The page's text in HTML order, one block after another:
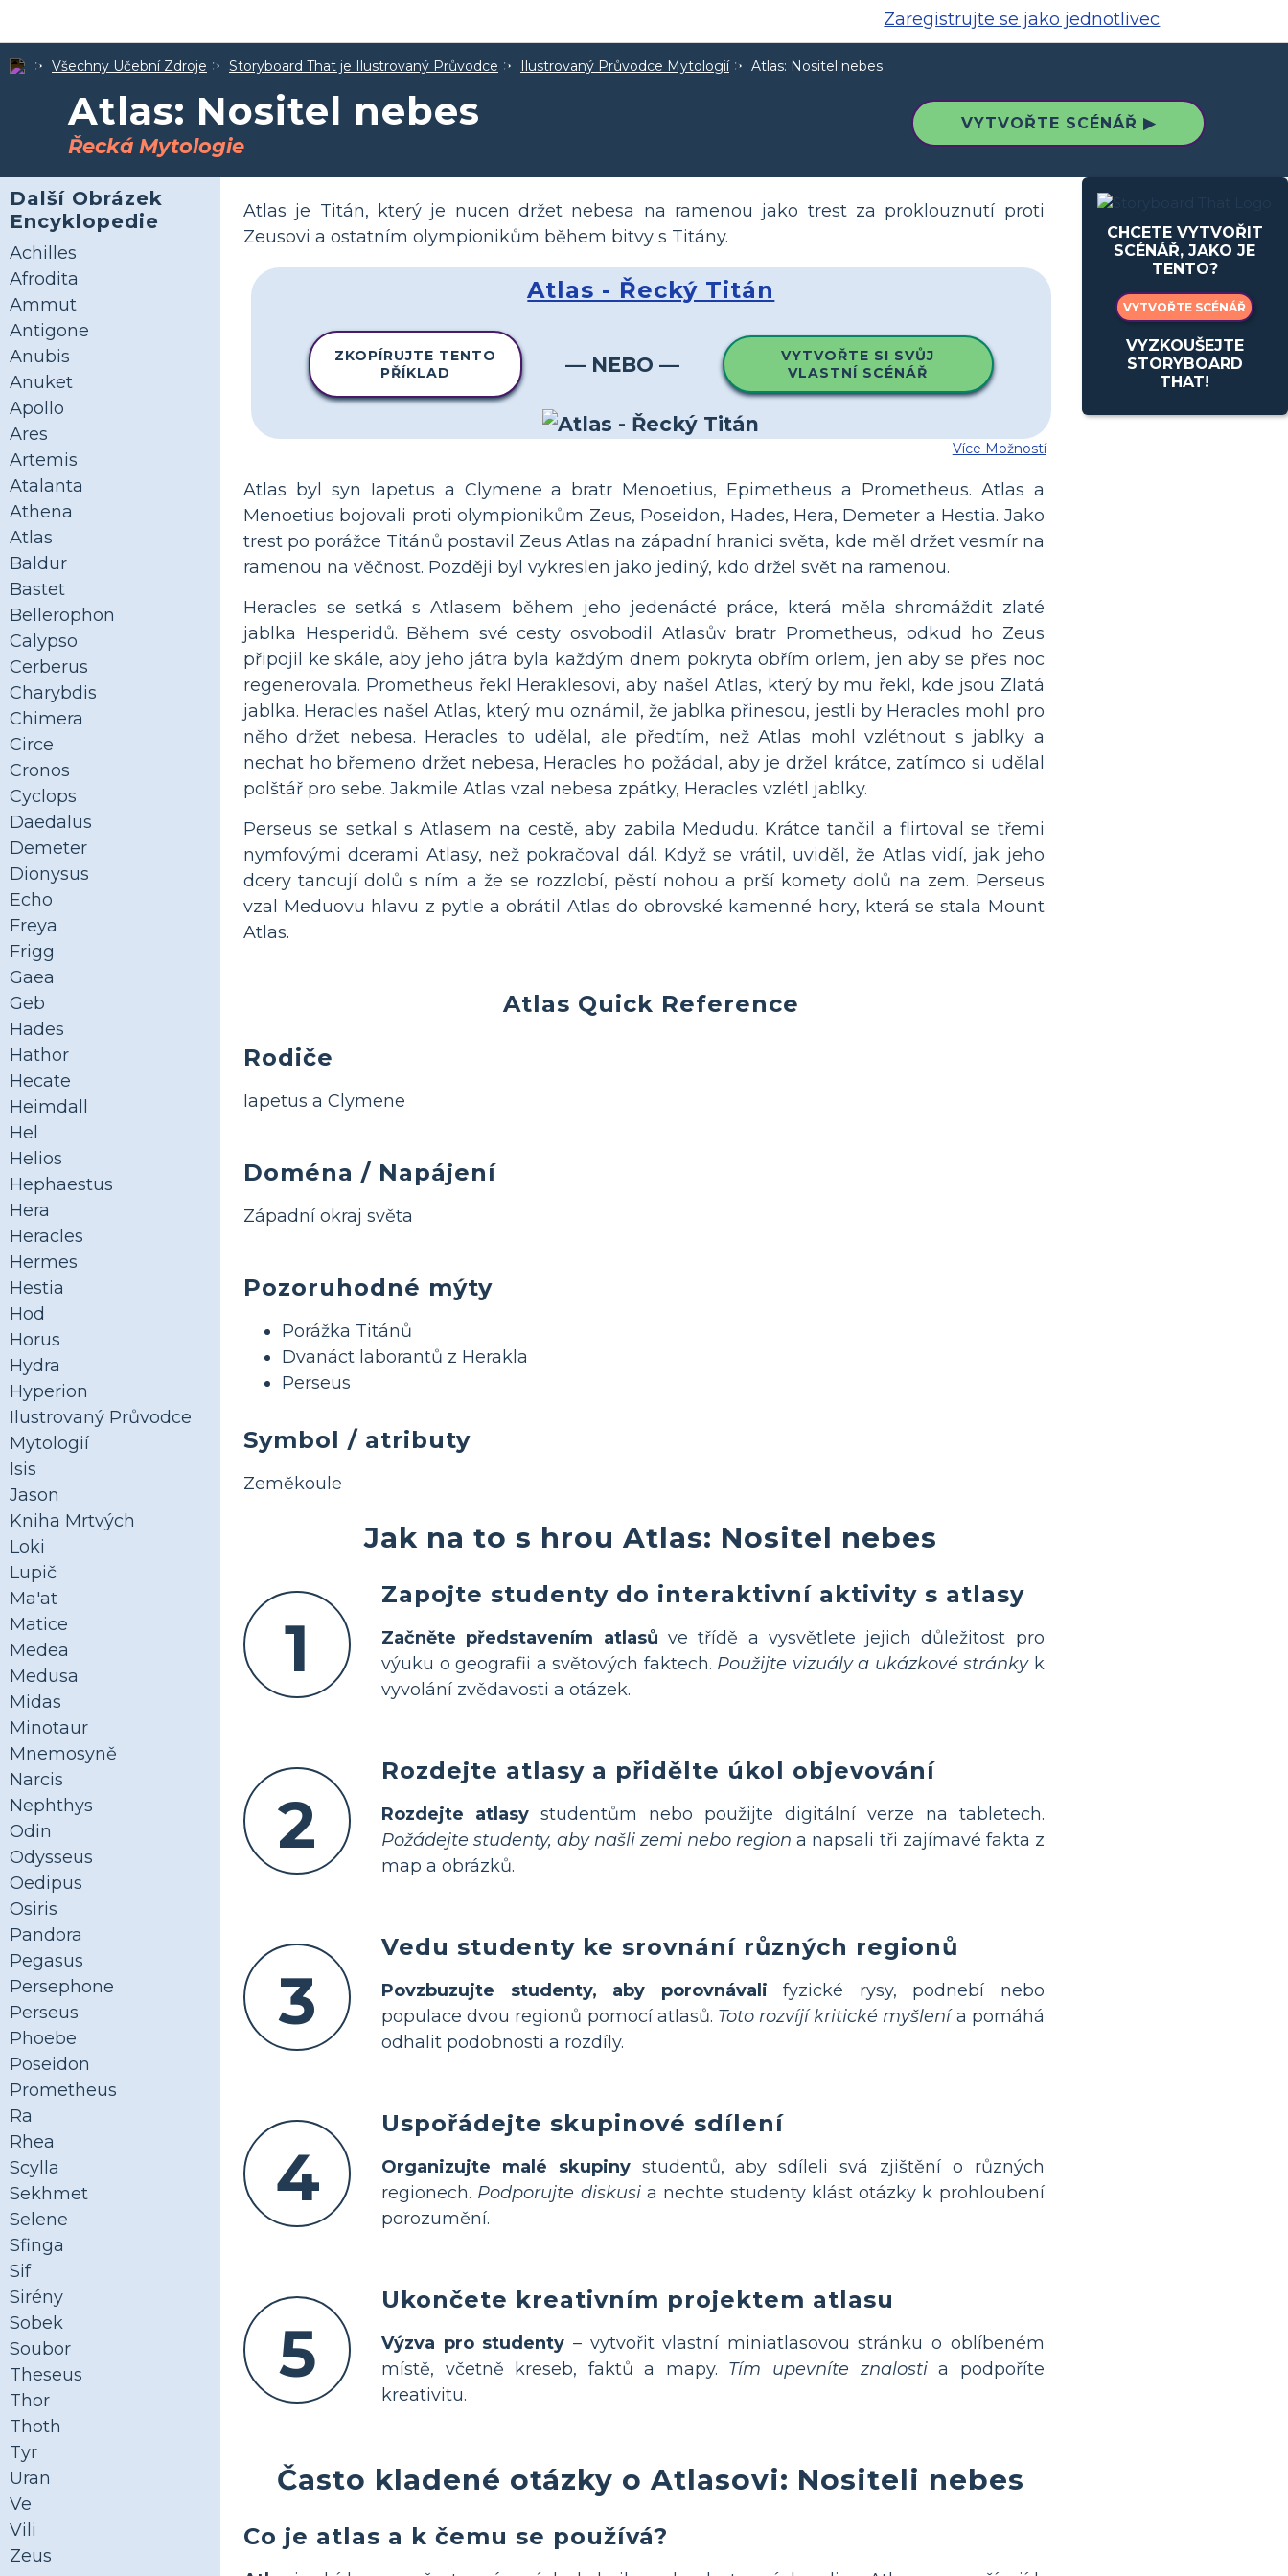
Zaregistrujte se jako jednotlivec
Všechny Učební Zdroje Storyboard That je Ilustrovaný Průvodce Ilustrovaný Průvodce Mytologií Atlas: Nositel nebes
Atlas: Nositel nebes
Řecká Mytologie
VYTVOŘTE SCÉNÁŘ ▶
Další Obrázek
Encyklopedie
Achilles
Afrodita
Ammut
Antigone
Anubis
Anuket
Apollo
Ares
Artemis
Atalanta
Athena
Atlas
Baldur
Bastet
Bellerophon
Calypso
Cerberus
Charybdis
Chimera
Circe
Cronos
Cyclops
Daedalus
Demeter
Dionysus
Echo
Freya
Frigg
Gaea
Geb
Hades
Hathor
Hecate
Heimdall
Hel
Helios
Hephaestus
Hera
Heracles
Hermes
Hestia
Hod
Horus
Hydra
Hyperion
Ilustrovaný Průvodce
Mytologií
Isis
Jason
Kniha Mrtvých
Loki
Lupič
Ma'at
Matice
Medea
Medusa
Midas
Minotaur
Mnemosyně
Narcis
Nephthys
Odin
Odysseus
Oedipus
Osiris
Pandora
Pegasus
Persephone
Perseus
Phoebe
Poseidon
Prometheus
Ra
Rhea
Scylla
Sekhmet
Selene
Sfinga
Sif
Sirény
Sobek
Soubor
Theseus
Thor
Thoth
Tyr
Uran
Ve
Vili
Zeus
CHCETE VYTVOŘIT
SCÉNÁŘ, JAKO JE
TENTO?
VYTVOŘTE SCÉNÁŘ
VYZKOUŠEJTE
STORYBOARD
THAT!
Atlas je Titán, který je nucen držet nebesa na ramenou jako trest za proklouznutí proti
Zeusovi a ostatním olympionikům během bitvy s Titány.
Atlas - Řecký Titán
ZKOPÍRUJTE TENTO
PŘÍKLAD
— NEBO —
VYTVOŘTE SI SVŮJ
VLASTNÍ SCÉNÁŘ
Více Možností
Atlas byl syn Iapetus a Clymene a bratr Menoetius, Epimetheus a Prometheus. Atlas a
Menoetius bojovali proti olympionikům Zeus, Poseidon, Hades, Hera, Demeter a Hestia. Jako
trest po porážce Titánů postavil Zeus Atlas na západní hranici světa, kde měl držet vesmír na
ramenou na věčnost. Později byl vykreslen jako jediný, kdo držel svět na ramenou.
Heracles se setká s Atlasem během jeho jedenácté práce, která měla shromáždit zlaté
jablka Hesperidů. Během své cesty osvobodil Atlasův bratr Prometheus, odkud ho Zeus
připojil ke skále, aby jeho játra byla každým dnem pokryta obřím orlem, jen aby se přes noc
regenerovala. Prometheus řekl Heraklesovi, aby našel Atlas, který by mu řekl, kde jsou Zlatá
jablka. Heracles našel Atlas, který mu oznámil, že jablka přinesou, jestli by Heracles mohl pro
něho držet nebesa. Heracles to udělal, ale předtím, než Atlas mohl vzlétnout s jablky a
nechat ho břemeno držet nebesa, Heracles ho požádal, aby je držel krátce, zatímco si udělal
polštář pro sebe. Jakmile Atlas vzal nebesa zpátky, Heracles vzlétl jablky.
Perseus se setkal s Atlasem na cestě, aby zabila Medudu. Krátce tančil a flirtoval se třemi
nymfovými dcerami Atlasy, než pokračoval dál. Když se vrátil, uviděl, že Atlas vidí, jak jeho
dcery tancují dolů s ním a že se rozzlobí, pěstí nohou a prší komety dolů na zem. Perseus
vzal Meduovu hlavu z pytle a obrátil Atlas do obrovské kamenné hory, která se stala Mount
Atlas.
Atlas Quick Reference
Rodiče
Iapetus a Clymene
Doména / Napájení
Západní okraj světa
Pozoruhodné mýty
Porážka Titánů
Dvanáct laborantů z Herakla
Perseus
Symbol / atributy
Zeměkoule
Jak na to s hrou Atlas: Nositel nebes
1
Zapojte studenty do interaktivní aktivity s atlasy
Začněte představením atlasů ve třídě a vysvětlete jejich důležitost pro
výuku o geografii a světových faktech. Použijte vizuály a ukázkové stránkyk
vyvolání zvědavosti a otázek.
2
Rozdejte atlasy a přidělte úkol objevování
Rozdejte atlasystudentům nebo použijte digitální verze na tabletech.
Požádejte studenty, aby našli zemi nebo region a napsali tři zajímavé fakta z
map a obrázků.
3
Vedu studenty ke srovnání různých regionů
Povzbuzujte studenty, aby porovnávali fyzické rysy, podnebí nebo
populace dvou regionů pomocí atlasů. Toto rozvíjí kritické myšlenía pomáhá
odhalit podobnosti a rozdíly.
4
Uspořádejte skupinové sdílení
Organizujte malé skupinystudentů, aby sdíleli svá zjištění o různých
regionech. Podporujte diskusia nechte studenty klást otázky k prohloubení
porozumění.
5
Ukončete kreativním projektem atlasu
Výzva pro studenty – vytvořit vlastní miniatlasovou stránku o oblíbeném
místě, včetně kreseb, faktů a mapy. Tím upevníte znalostia podpoříte
kreativitu.
Často kladené otázky o Atlasovi: Nositeli nebes
Co je atlas a k čemu se používá?